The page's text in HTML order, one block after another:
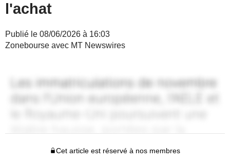
l'achat
Publié le 08/06/2026 à 16:03
Zonebourse avec MT Newswires
Cet article est réservé à nos membres